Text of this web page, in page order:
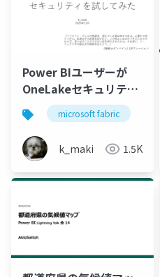
Power BIユーザーが
OneLakeセキュリティ
を試してみたmicrosoft fabric
k_maki 1.5K